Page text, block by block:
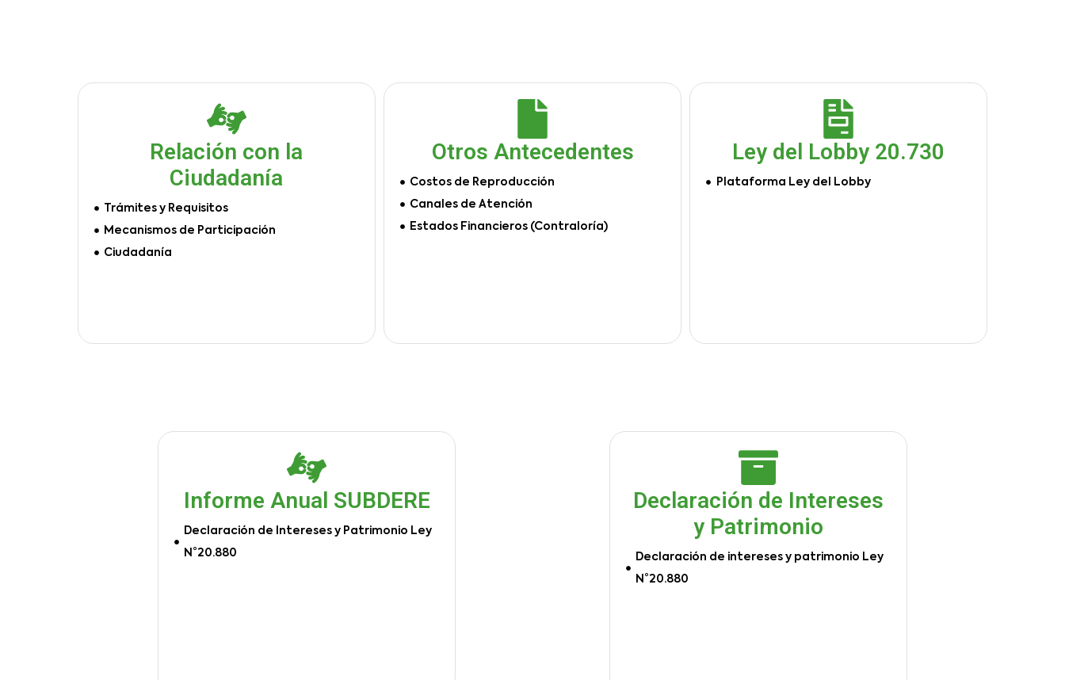
Relación con la
Ciudadanía
Trámites y Requisitos
Mecanismos de Participación
Ciudadanía
Otros Antecedentes
Costos de Reproducción
Canales de Atención
Estados Financieros (Contraloría)
Ley del Lobby 20.730
Plataforma Ley del Lobby
Informe Anual SUBDERE
Declaración de Intereses y Patrimonio Ley
N°20.880
Declaración de Intereses
y Patrimonio
Declaración de intereses y patrimonio Ley
N°20.880